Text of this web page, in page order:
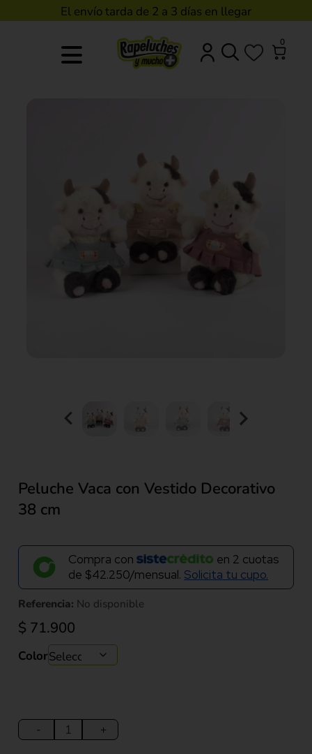
El envío tarda de 2 a 3 días en llegar
0
Peluche Vaca con Vestido Decorativo
38 cm
Compra con en 2 cuotas
de $42.250/mensual. Solicita tu cupo.
Referencia: No disponible
$ 71.900
Color
-
Vaca
con
+